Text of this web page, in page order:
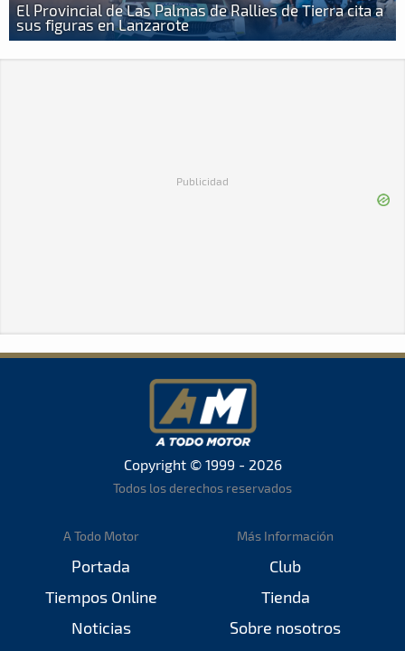
El Provincial de Las Palmas de Rallies de Tierra cita a
sus figuras en Lanzarote
Publicidad
Copyright © 1999 - 2026
Todos los derechos reservados
A Todo Motor
Portada
Tiempos Online
Noticias
Más Información
Club
Tienda
Sobre nosotros